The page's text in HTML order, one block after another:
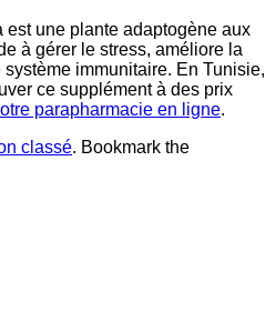
est une plante adaptogène aux
à gérer le stress, améliore la
immunitaire. En Tunisie,
ce supplément à des prix
parapharmacie en ligne.
classé. Bookmark the